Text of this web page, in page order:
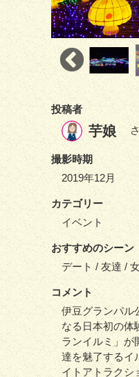
投稿者
芋娘
撮影時期
2019年12月
カテゴリー
イベント
おすすめのシーン
デート / 友達 /
コメント
伊豆グランパル
なる日本初の体
ランイルミ」が
達を魅了するイ
イトアトラクシ